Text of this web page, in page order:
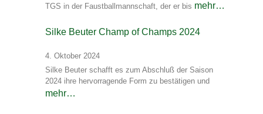
TGS in der Faustballmannschaft, der er bis mehr…
Silke Beuter Champ of Champs 2024
4. Oktober 2024
Silke Beuter schafft es zum Abschluß der Saison
2024 ihre hervorragende Form zu bestätigen und
mehr…